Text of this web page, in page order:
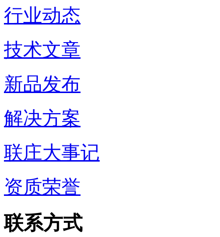
行业动态
技术文章
新品发布
解决方案
联庄大事记
资质荣誉
联系方式